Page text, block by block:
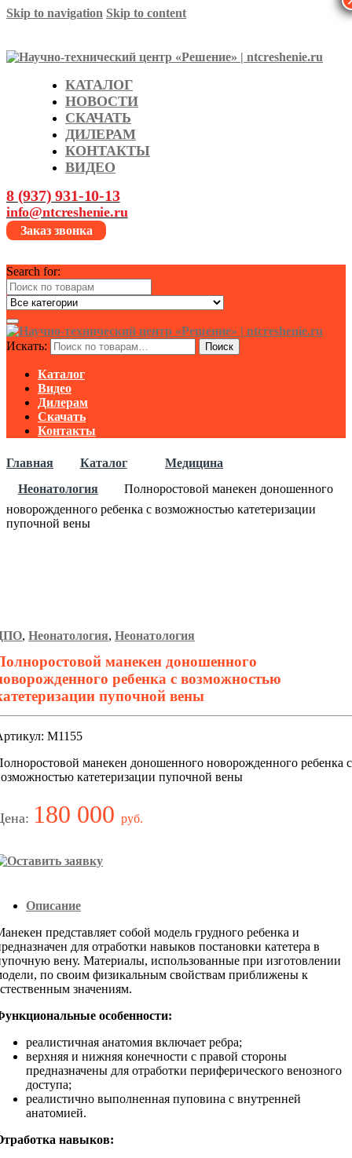
Skip to navigation Skip to content
КАТАЛОГ
НОВОСТИ
СКАЧАТЬ
ДИЛЕРАМ
КОНТАКТЫ
ВИДЕО
8 (937) 931-10-13
info@ntcreshenie.ru
Заказ звонка
Search for:
Искать: Поиск
Каталог
Видео
Дилерам
Скачать
Контакты
Главная Каталог
Медицина
Неонатология
Полноростовой манекен доношенного
новорожденного ребенка с возможностью катетеризации
пупочной вены
, Неонатология, Неонатология
манекен доношенного
ребенка с возможностью
пупочной вены
М1155
манекен доношенного новорожденного ребенка с
катетеризации пупочной вены
180 000 руб.
Описание
представляет собой модель грудного ребенка и
для отработки навыков постановки катетера в
вену. Материалы, использованные при изготовлении
по своим физикальным свойствам приближены к
значениям.
особенности:
реалистичная анатомия включает ребра;
верхняя и нижняя конечности с правой стороны
предназначены для отработки периферического венозного
доступа;
реалистично выполненная пуповина с внутренней
анатомией.
навыков: